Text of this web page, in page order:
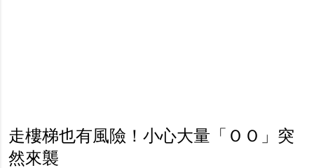
走樓梯也有風險！小心大量「ＯＯ」突
然來襲